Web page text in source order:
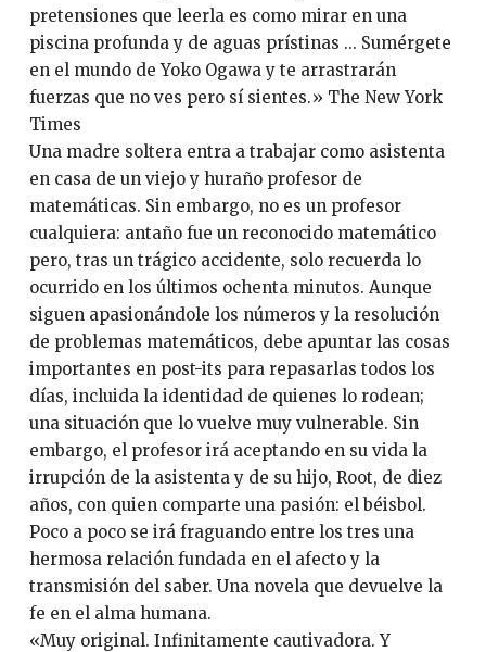
pretensiones que leerla es como mirar en una
piscina profunda y de aguas prístinas ... Sumérgete
en el mundo de Yoko Ogawa y te arrastrarán
fuerzas que no ves pero sí sientes.» The New York
Times
Una madre soltera entra a trabajar como asistenta
en casa de un viejo y huraño profesor de
matemáticas. Sin embargo, no es un profesor
cualquiera: antaño fue un reconocido matemático
pero, tras un trágico accidente, solo recuerda lo
ocurrido en los últimos ochenta minutos. Aunque
siguen apasionándole los números y la resolución
de problemas matemáticos, debe apuntar las cosas
importantes en post-its para repasarlas todos los
días, incluida la identidad de quienes lo rodean;
una situación que lo vuelve muy vulnerable. Sin
embargo, el profesor irá aceptando en su vida la
irrupción de la asistenta y de su hijo, Root, de diez
años, con quien comparte una pasión: el béisbol.
Poco a poco se irá fraguando entre los tres una
hermosa relación fundada en el afecto y la
transmisión del saber. Una novela que devuelve la
fe en el alma humana.
«Muy original. Infinitamente cautivadora. Y